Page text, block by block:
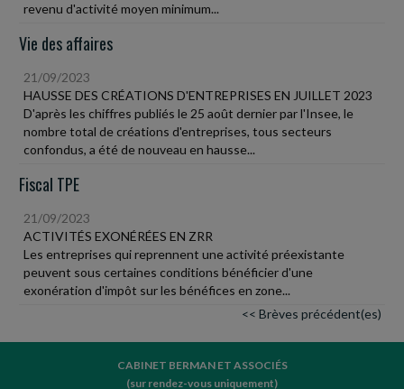
revenu d'activité moyen minimum...
Vie des affaires
21/09/2023
HAUSSE DES CRÉATIONS D'ENTREPRISES EN JUILLET 2023
D'après les chiffres publiés le 25 août dernier par l'Insee, le
nombre total de créations d'entreprises, tous secteurs
confondus, a été de nouveau en hausse...
Fiscal TPE
21/09/2023
ACTIVITÉS EXONÉRÉES EN ZRR
Les entreprises qui reprennent une activité préexistante
peuvent sous certaines conditions bénéficier d'une
exonération d'impôt sur les bénéfices en zone...
<< Brèves précédent(es)
CABINET BERMAN ET ASSOCIÉS
(sur rendez-vous uniquement)